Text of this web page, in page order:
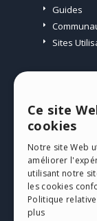
Guides
Sites
Mes
Espace
Mes
Ce site
cookies
Notre site Web
améliorer
utilisant notre
les cookies
Politique
plus